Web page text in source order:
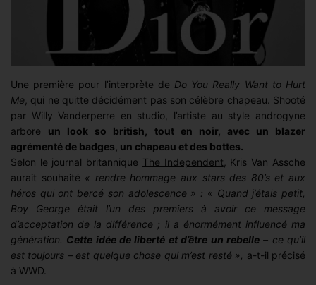
Une première pour l’interprète de Do You Really Want to Hurt
Me , qui ne quitte décidément pas son célèbre chapeau. Shooté
par Willy Vanderperre en studio, l’artiste au style androgyne
arbore un look so british, tout en noir, avec un blazer
agrémenté de badges, un chapeau et des bottes.
Selon le journal britannique The Independent , Kris Van Assche
aurait souhaité « rendre hommage aux stars des 80’s et aux
héros qui ont bercé son adolescence » : « Quand j’étais petit,
Boy George était l’un des premiers à avoir ce message
d’acceptation de la différence ; il a énormément influencé ma
génération. Cette idée de liberté et d’être un rebelle– ce qu’il
est toujours – est quelque chose qui m’est resté », a-t-il précisé
à WWD.